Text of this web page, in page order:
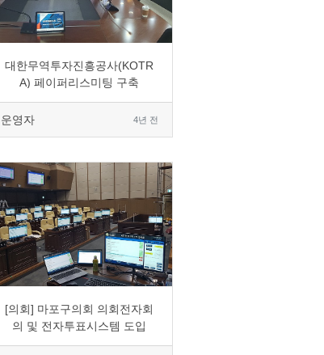
0 2386 7 0
대한무역투자진흥공사(KOTR
A) 페이퍼리스미팅 구축
운영자 4년 전
0 1663 5 0
[의회] 마포구의회 의회전자회
의 및 전자투표시스템 도입